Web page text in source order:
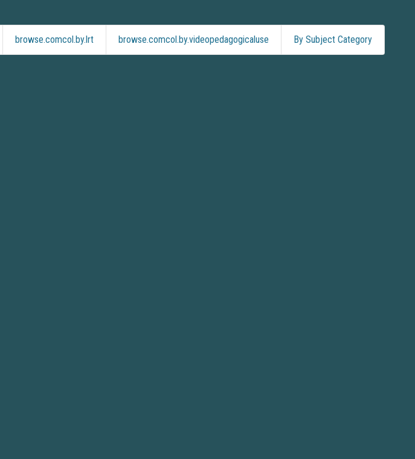
browse.comcol.by.lrt browse.comcol.by.videopedagogicaluse By Subject Category